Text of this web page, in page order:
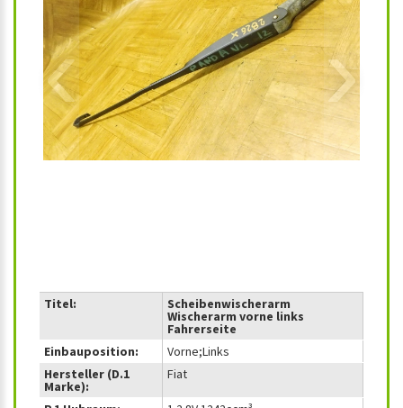
‹ ›
Titel: Scheibenwischerarm
Wischerarm vorne links
Fahrerseite
Einbauposition:
Vorne;Links
Hersteller (D.1
Marke):
Fiat